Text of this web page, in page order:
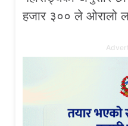
हजार ३०० ले ओरालो